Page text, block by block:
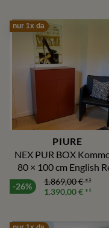
nur 1x da
PIURE
NEX PUR BOX
80 × 100 cm English
matt
1.869,00 €*¹
1.390,00 €*¹
-26%